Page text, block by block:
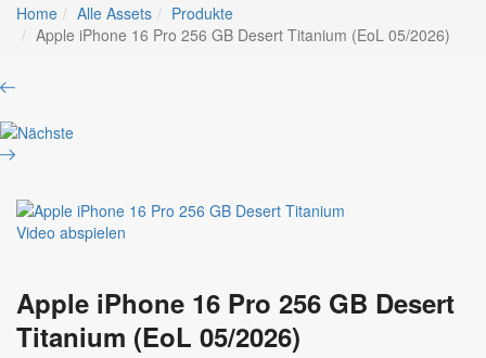
Home Alle Assets
Produkte
Apple iPhone 16 Pro 256 GB Desert Titanium (EoL 05/2026)
Product
STARTECH.COM
Port
USB
–
USB
4x
USB-
A
Apple
iPhone
128
GBVideo abspielen
Apple iPhone 16 Pro 256 GB Desert
Titanium (EoL 05/2026)